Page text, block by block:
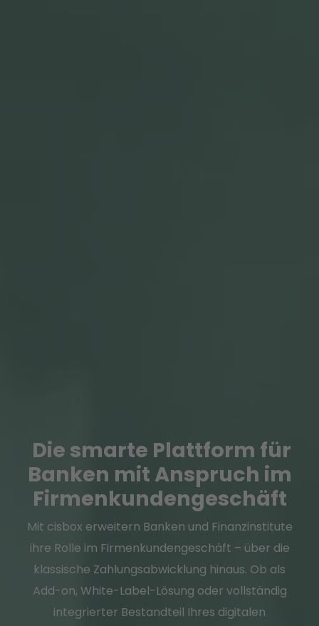
Die smarte Plattform für
Banken mit Anspruch im
Firmenkundengeschäft
Mit cisbox erweitern Banken und Finanzinstitute
ihre Rolle im Firmenkundengeschäft – über die
klassische Zahlungsabwicklung hinaus. Ob als
Add-on, White-Label-Lösung oder vollständig
integrierter Bestandteil Ihres digitalen